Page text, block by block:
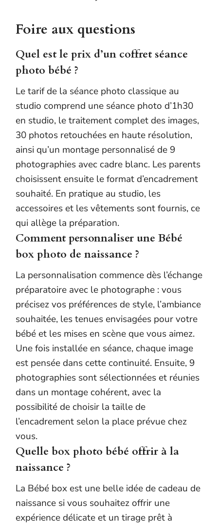
Foire aux questions
Quel est le prix d’un coffret séance
photo bébé ?
Le tarif de la séance photo classique au
studio comprend une séance photo d’1h30
en studio, le traitement complet des images,
30 photos retouchées en haute résolution,
ainsi qu’un montage personnalisé de 9
photographies avec cadre blanc. Les parents
choisissent ensuite le format d’encadrement
souhaité. En pratique au studio, les
accessoires et les vêtements sont fournis, ce
qui allège la préparation.
Comment personnaliser une Bébé
box photo de naissance ?
La personnalisation commence dès l’échange
préparatoire avec le photographe : vous
précisez vos préférences de style, l’ambiance
souhaitée, les tenues envisagées pour votre
bébé et les mises en scène que vous aimez.
Une fois installée en séance, chaque image
est pensée dans cette continuité. Ensuite, 9
photographies sont sélectionnées et réunies
dans un montage cohérent, avec la
possibilité de choisir la taille de
l’encadrement selon la place prévue chez
vous.
Quelle box photo bébé offrir à la
naissance ?
La Bébé box est une belle idée de cadeau de
naissance si vous souhaitez offrir une
expérience délicate et un tirage prêt à